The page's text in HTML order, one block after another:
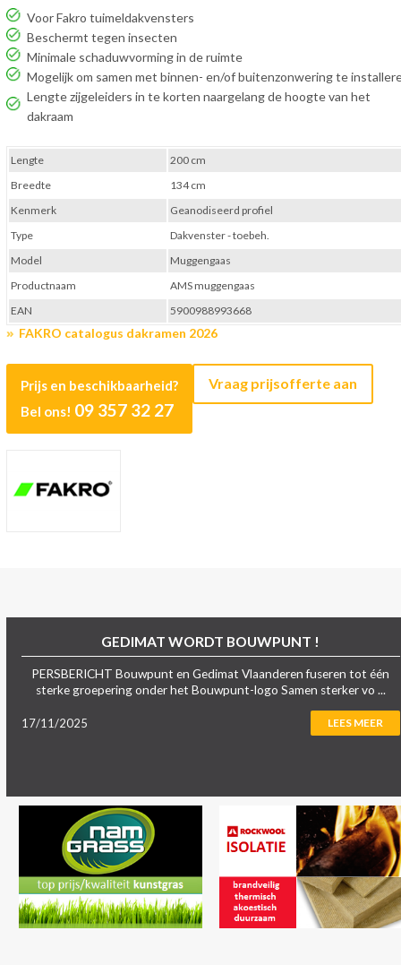
Voor Fakro tuimeldakvensters
Beschermt tegen insecten
Minimale schaduwvorming in de ruimte
Mogelijk om samen met binnen- en/of buitenzonwering te
Lengte zijgeleiders in te korten naargelang de hoogte van het
dakraam
FAKRO catalogus dakramen 2026
Prijs en beschikbaarheid?
Bel ons! 09 357 32 27
Vraag prijsofferte aan
Lengte
200 cm
Breedte
134 cm
Kenmerk
Geanodiseerd profiel
Type
Dakvenster - toebeh.
Model
Muggengaas
Productnaam
AMS muggengaas
EAN
5900988993668
GEDIMAT WORDT BOUWPUNT !
PERSBERICHT Bouwpunt en Gedimat Vlaanderen fuseren tot één
sterke groepering onder het Bouwpunt-logo Samen sterker vo ...
17/11/2025 LEES MEER